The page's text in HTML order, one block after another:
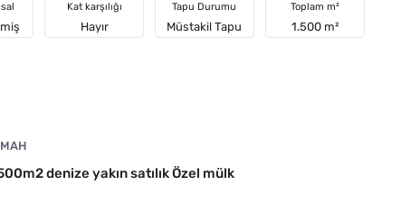
Kat karşılığı
Hayır
Tapu Durumu
Müstakil Tapu
Toplam m²
1.500 m²
denize yakın satılık Özel mülk